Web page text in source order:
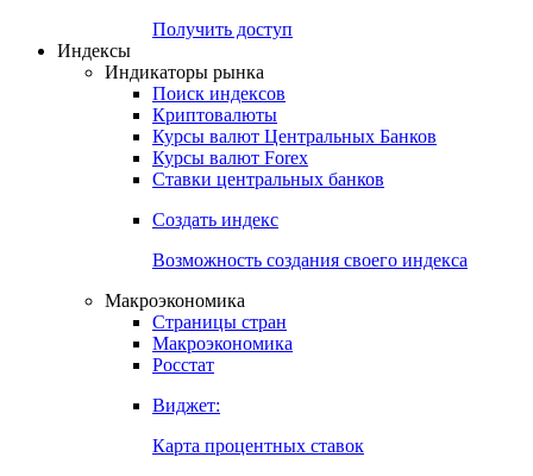
Получить доступ
Индексы
Индикаторы рынка
Поиск индексов
Криптовалюты
Курсы валют Центральных Банков
Курсы валют Forex
Ставки центральных банков
Создать индекс
Возможность создания своего индекса
Макроэкономика
Страницы стран
Макроэкономика
Росстат
Виджет:
Карта процентных ставок